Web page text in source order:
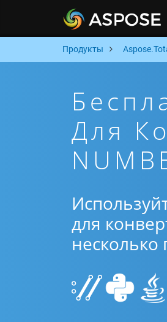
Продукты
Для
для